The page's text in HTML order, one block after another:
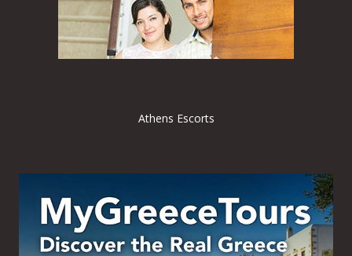
Athens Escorts